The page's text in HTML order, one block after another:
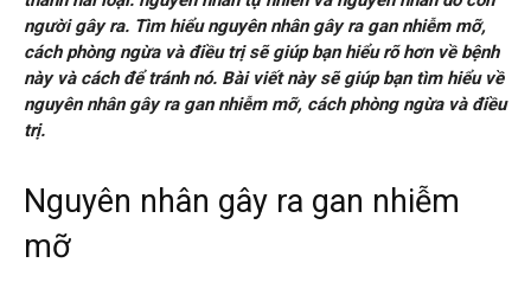
người gây ra. Tìm hiểu nguyên nhân gây ra gan nhiễm mỡ,
cách phòng ngừa và điều trị sẽ giúp bạn hiểu rõ hơn về bệnh
này và cách để tránh nó. Bài viết này sẽ giúp bạn tìm hiểu về
nguyên nhân gây ra gan nhiễm mỡ, cách phòng ngừa và điều
trị.
Nguyên nhân gây ra gan nhiễm
mỡ